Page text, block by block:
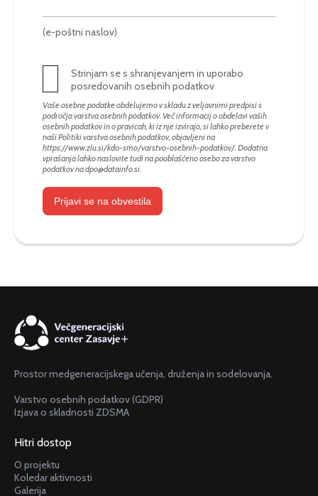
(e-poštni naslov)
Strinjam se s shranjevanjem in uporabo
posredovanih osebnih podatkov
Vaše osebne podatke obdelujemo v skladu z veljavnimi predpisi s
področja varstva osebnih podatkov. Več informacij o obdelavi vaših
osebnih podatkov in o pravicah, ki iz nje izvirajo, si lahko preberete v
naši Politiki varstva osebnih podatkov, objavljeni na
https://www.zlu.si/kdo-smo/varstvo-osebnih-podatkov/. Dodatna
vprašanja lahko naslovite tudi na pooblaščeno osebo za varstvo
podatkov nadpo@datainfo.si
Prijavi se na obvestila
Prostor medgeneracijskega učenja, druženja in sodelovanja.
Varstvo osebnih podatkov (GDPR)
Izjava o skladnosti ZDSMA
Hitri dostop
O projektu
Koledar aktivnosti
Galerija